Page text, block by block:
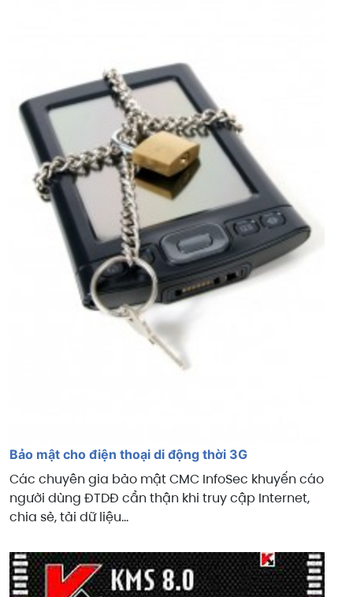
Bảo mật cho điện thoại di động thời 3G
Các chuyên gia bảo mật CMC InfoSec khuyến cáo
người dùng ĐTDĐ cẩn thận khi truy cập Internet,
chia sẻ, tải dữ liệu…